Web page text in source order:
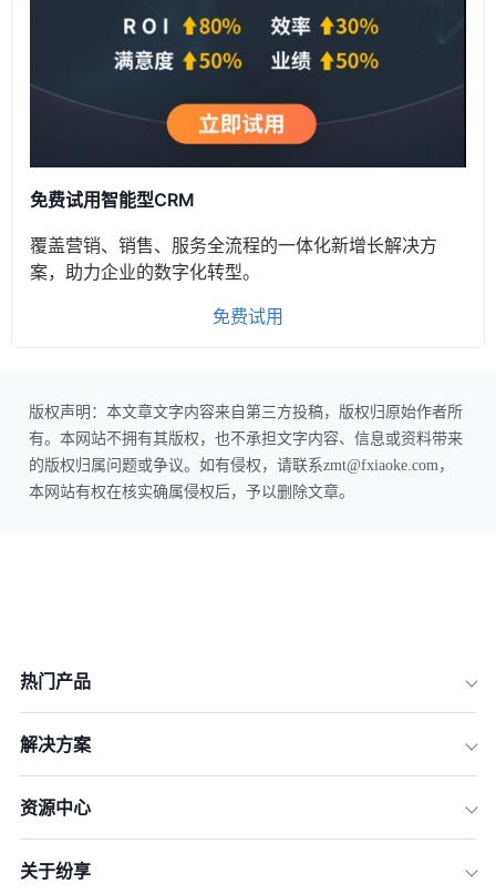
免费试用智能型CRM
覆盖营销、销售、服务全流程的一体化新增长解决方
案，助力企业的数字化转型。
免费试用
版权声明：本文章文字内容来自第三方投稿，版权归原始作者所
有。本网站不拥有其版权，也不承担文字内容、信息或资料带来
的版权归属问题或争议。如有侵权，请联系zmt@fxiaoke.com，
本网站有权在核实确属侵权后，予以删除文章。
热门产品
解决方案
资源中心
关于纷享